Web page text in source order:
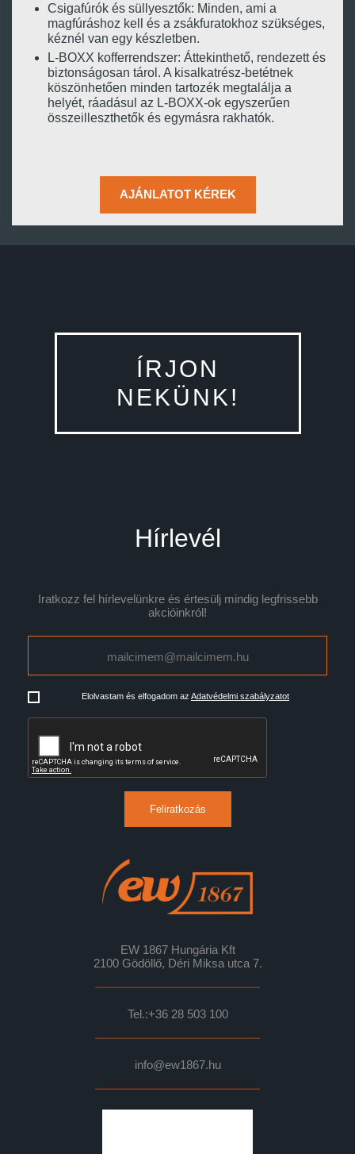
Csigafúrók és süllyesztők: Minden, ami a
magfúráshoz kell és a zsákfuratokhoz szükséges,
kéznél van egy készletben.
L-BOXX kofferrendszer: Áttekinthető, rendezett és
biztonságosan tárol. A kisalkatrész-betétnek
köszönhetően minden tartozék megtalálja a
helyét, ráadásul az L-BOXX-ok egyszerűen
összeilleszthetők és egymásra rakhatók.
AJÁNLATOT KÉREK
ÍRJON
NEKÜNK!
Hírlevél
Iratkozz fel hírlevelünkre és értesülj mindig legfrissebb
akcióinkról!
Elolvastam és elfogadom az Adatvédelmi szabályzatot
Feliratkozás
EW 1867 Hungária Kft
2100 Gödöllő, Déri Miksa utca 7.
Tel.:+36 28 503 100
info@ew1867.hu